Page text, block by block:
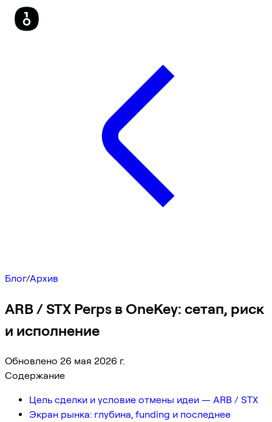
Блог/Архив
ARB / STX Perps в OneKey: сетап, риск
и исполнение
Обновлено 26 мая 2026 г.
Содержание
Цель сделки и условие отмены идеи — ARB / STX
Экран рынка: глубина, funding и последнее